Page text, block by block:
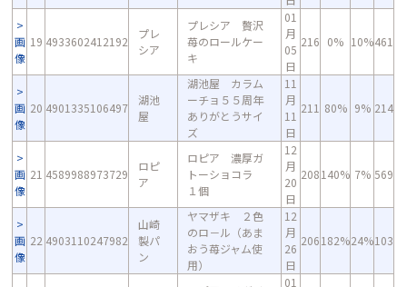
画
像
19 4933602412192
プレ
シア
プレシア 贅沢
苺のロールケー
キ
01
月
05
日
216 0% 10%461
画
像
20 4901335106497
湖池
屋
湖池屋 カラム
ーチョ５５周年
ありがとうサイ
ズ
11
月
11
日
211 80% 9% 214
画
像
21 4589988973729
ロピ
ア
ロピア 濃厚ガ
トーショコラ
１個
12
月
20
日
208140% 7% 569
画
像
22 4903110247982
山崎
製パ
ン
ヤマザキ ２色
のロ－ル（あま
おう苺ジャム使
用）
12
月
26
日
206182%24%103
01